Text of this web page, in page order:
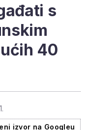
s
40
izvor na Googleu